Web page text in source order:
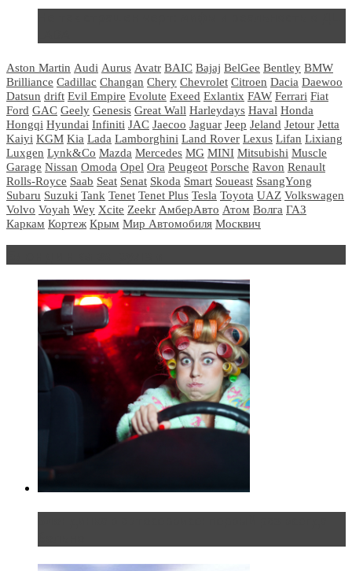
Aston Martin Audi Aurus Avatr BAIC Bajaj BelGee Bentley BMW
Brilliance Cadillac Changan Chery Chevrolet Citroen Dacia Daewoo
Datsun drift Evil Empire Evolute Exeed Exlantix FAW Ferrari Fiat
Ford GAC Geely Genesis Great Wall Harleydays Haval Honda
Hongqi Hyundai Infiniti JAC Jaecoo Jaguar Jeep Jeland Jetour Jetta
Kaiyi KGM Kia Lada Lamborghini Land Rover Lexus Lifan Lixiang
Luxgen Lynk&Co Mazda Mercedes MG MINI Mitsubishi Muscle
Garage Nissan Omoda Opel Ora Peugeot Porsche Ravon Renault
Rolls-Royce Saab Seat Senat Skoda Smart Soueast SsangYong
Subaru Suzuki Tank Tenet Tenet Plus Tesla Toyota UAZ Volkswagen
Volvo Voyah Wey Xcite Zeekr АмберАвто Атом Волга ГАЗ
Каркам Кортеж Крым Мир Автомобиля Москвич